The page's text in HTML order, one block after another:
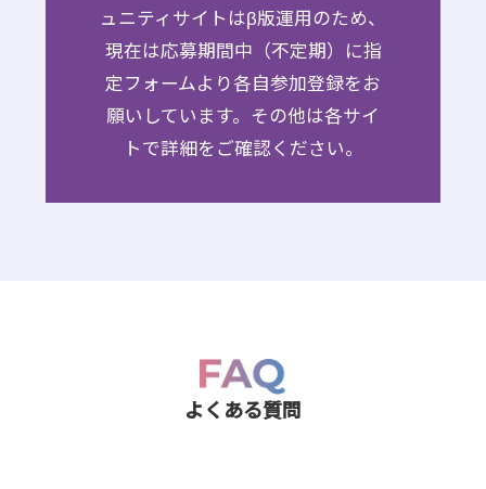
ュニティサイトはβ版運用のため、
現在は応募期間中（不定期）に指
定フォームより各自参加登録をお
願いしています。その他は各サイ
トで詳細をご確認ください。
よくある質問